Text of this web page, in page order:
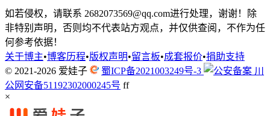
如若侵权，请联系 2682073569@qq.com进行处理，谢谢！除
非特别声明，否则均不代表站方观点，并仅供查阅，不作为任
何参考依据！
关于博主•博客历程•版权声明•留言板•成套报价•捐助支持
© 2021-2026 爱娃子 蜀ICP备2021003249号-3
川
公网安备51192302000245号 ff
×